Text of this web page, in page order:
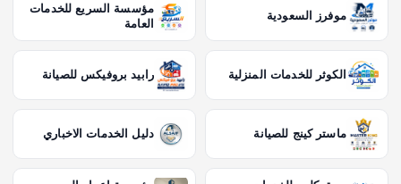
موفرز السعودية
مؤسسة السريع للخدمات
العامة
الكوثر للخدمات المنزلية رابيد بروفيكس للصيانة
ماستر كينج للصيانة دليل الخدمات الاخباري